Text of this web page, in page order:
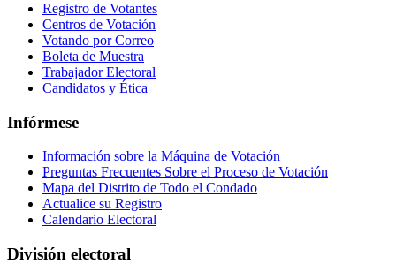
Registro de Votantes
Centros de Votación
Votando por Correo
Boleta de Muestra
Trabajador Electoral
Candidatos y Ética
Infórmese
Información sobre la Máquina de Votación
Preguntas Frecuentes Sobre el Proceso de Votación
Mapa del Distrito de Todo el Condado
Actualice su Registro
Calendario Electoral
División electoral